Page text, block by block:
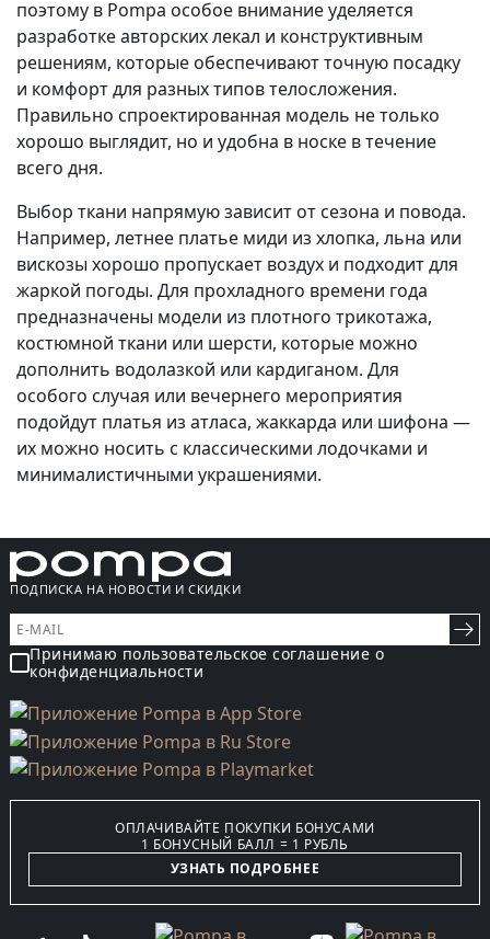
поэтому в Pompa особое внимание уделяется
разработке авторских лекал и конструктивным
решениям, которые обеспечивают точную посадку
и комфорт для разных типов телосложения.
Правильно спроектированная модель не только
хорошо выглядит, но и удобна в носке в течение
всего дня.
Выбор ткани напрямую зависит от сезона и повода.
Например, летнее платье миди из хлопка, льна или
вискозы хорошо пропускает воздух и подходит для
жаркой погоды. Для прохладного времени года
предназначены модели из плотного трикотажа,
костюмной ткани или шерсти, которые можно
дополнить водолазкой или кардиганом. Для
особого случая или вечернего мероприятия
подойдут платья из атласа, жаккарда или шифона —
их можно носить с классическими лодочками и
минималистичными украшениями.
ПОДПИСКА НА НОВОСТИ И СКИДКИ
Принимаю пользовательское соглашение о
конфиденциальности
ОПЛАЧИВАЙТЕ ПОКУПКИ БОНУСАМИ
1 БОНУСНЫЙ БАЛЛ = 1 РУБЛЬ
УЗНАТЬ ПОДРОБНЕЕ